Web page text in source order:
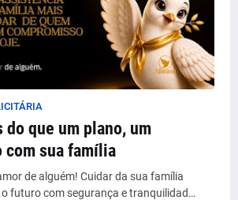
do que um plano, um
com sua família
de alguém! Cuidar da sua família
futuro com segurança e tranquilidad…